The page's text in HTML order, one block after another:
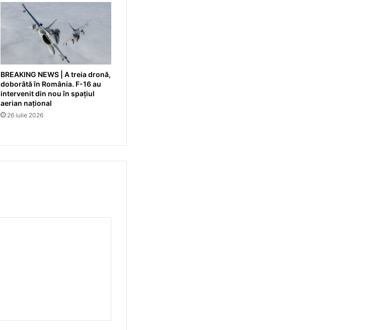
BREAKING NEWS | A treia dronă,
doborâtă în România. F-16 au
intervenit din nou în spațiul
aerian național
26 iulie 2026